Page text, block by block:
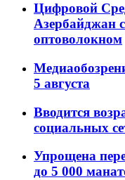
Цифровой
Азербайджан
оптоволокном
5 августа
Вводится
социальных
Упрощена
до 5 000